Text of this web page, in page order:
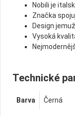
Nobili je
Značka
Design
Vysoká
Technické
Barva Černá